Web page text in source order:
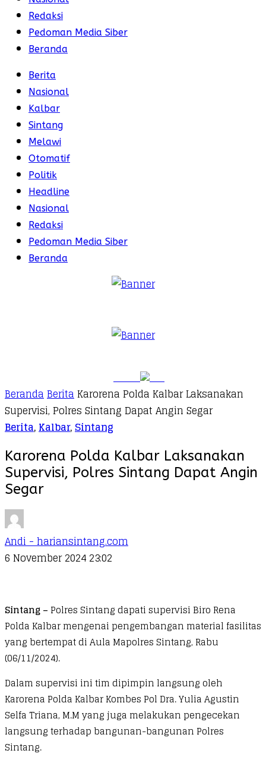
Redaksi
Pedoman Media Siber
Beranda
Berita
Nasional
Kalbar
Sintang
Melawi
Otomatif
Politik
Headline
Nasional
Redaksi
Pedoman Media Siber
Beranda
BerandaBeritaKarorena Polda Kalbar Laksanakan
Supervisi, Polres Sintang Dapat Angin Segar
Berita,Kalbar,Sintang
Karorena Polda Kalbar Laksanakan
Supervisi, Polres Sintang Dapat Angin
Segar
Andi - hariansintang.com
6 November 2024 23:02
Sintang – Polres Sintang dapati supervisi Biro Rena
Polda Kalbar mengenai pengembangan material fasilitas
yang bertempat di Aula Mapolres Sintang, Rabu
(06/11/2024).
Dalam supervisi ini tim dipimpin langsung oleh
Karorena Polda Kalbar Kombes Pol Dra. Yulia Agustin
Selfa Triana, M.M yang juga melakukan pengecekan
langsung terhadap bangunan-bangunan Polres
Sintang.